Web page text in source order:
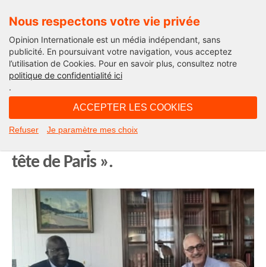
Nous respectons votre vie privée
Opinion Internationale est un média indépendant, sans
publicité. En poursuivant votre navigation, vous acceptez
l’utilisation de Cookies. Pour en savoir plus, consultez notre
politique de confidentialité ici
.
ACCEPTER LES COOKIES
Refuser Je paramètre mes choix
Opinion Outre-Mer
André Atallah : « Jacques Martial,
tête de Paris ».